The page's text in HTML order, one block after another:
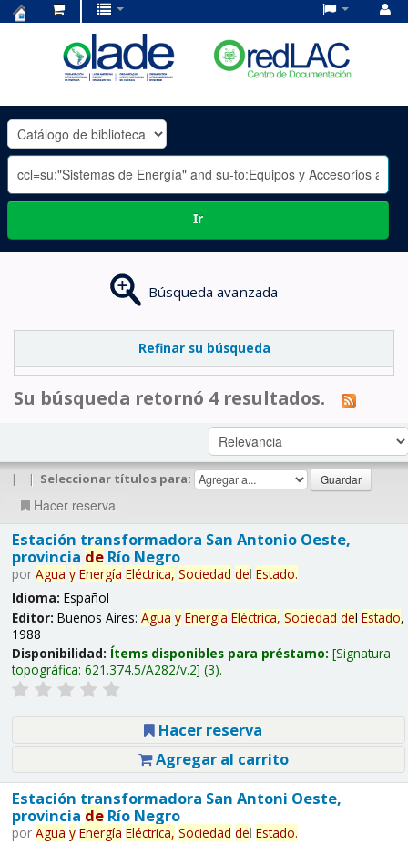
OLADE
-
Ir
Búsqueda avanzada
Refinar su búsqueda
Su búsqueda retornó 4 resultados.
| | Seleccionar títulos para:
Hacer reserva
Estación transformadora San Antonio Oeste,
provincia deRío Negro
por Agua y Energía Eléctrica, Sociedad del Estado.
Idioma: Español
Editor: Buenos Aires: Agua y Energía Eléctrica, Sociedad del Estado,
1988
Disponibilidad: Ítems disponibles para préstamo: Signatura
topográfica: 621.374.5/A282/v.2 (3).
Hacer reserva
Agregar al carrito
Estación transformadora San Antoni Oeste,
provincia deRío Negro
por Agua y Energía Eléctrica, Sociedad del Estado.